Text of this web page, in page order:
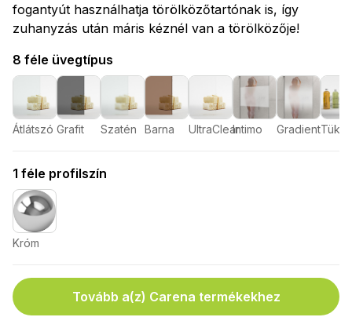
fogantyút használhatja törölközőtartónak is, így
zuhanyzás után máris kéznél van a törölközője!
8 féle üvegtípus
Átlátszó Grafit Szatén Barna UltraClearIntimo GradientTükör
1 féle profilszín
Króm
Tovább a(z) Carena termékekhez